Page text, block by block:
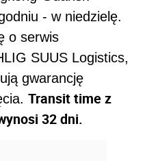
- w niedzielę.
o serwis
SUUS Logistics,
gwarancję
Transit time z
32 dni.